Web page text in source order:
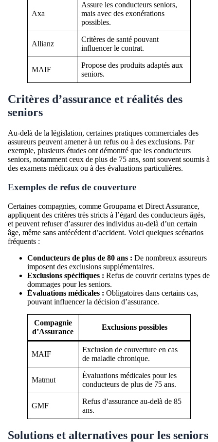
Axa
Assure les conducteurs seniors,
mais avec des exonérations
possibles.
Allianz
Critères de santé pouvant
influencer le contrat.
MAIF
Propose des produits adaptés aux
seniors.
Critères d’assurance et réalités des
seniors
Au-delà de la législation, certaines pratiques commerciales des
assureurs peuvent amener à un refus ou à des exclusions. Par
exemple, plusieurs études ont démontré que les conducteurs
seniors, notamment ceux de plus de 75 ans, sont souvent soumis à
des examens médicaux ou à des évaluations particulières.
Exemples de refus de couverture
Certaines compagnies, comme Groupama et Direct Assurance,
appliquent des critères très stricts à l’égard des conducteurs âgés,
et peuvent refuser d’assurer des individus au-delà d’un certain
âge, même sans antécédent d’accident. Voici quelques scénarios
fréquents :
Conducteurs de plus de 80 ans : De nombreux assureurs
imposent des exclusions supplémentaires.
Exclusions spécifiques : Refus de couvrir certains types de
dommages pour les seniors.
Évaluations médicales : Obligatoires dans certains cas,
pouvant influencer la décision d’assurance.
Compagnie
d’Assurance
Exclusions possibles
MAIF
Exclusion de couverture en cas
de maladie chronique.
Matmut
Évaluations médicales pour les
conducteurs de plus de 75 ans.
GMF
Refus d’assurance au-delà de 85
ans.
Solutions et alternatives pour les seniors